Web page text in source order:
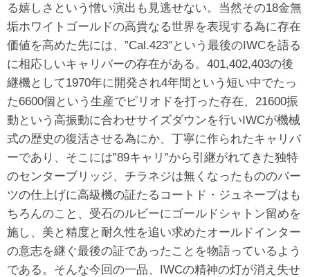
る嬉しさという憎い演出も見逃せない。当然その18金無
垢ホワイトゴールドの高貴なる世界を表現する為に存在
価値を高めた先には、”Cal.423″という最後のIWCを語る
に相応しいキャリバーの存在がある。401,402,403の後
継機として1970年に開発され4年間という短い中でたっ
た6600個という生産でピリオドを打った存在、21600振
動という高振動に合わせサイズダウンを行いIWCが機械
式の歴史の復活させる為にか、丁寧に作られたキャリバ
ーであり、そこには”89キャリ”から引継がれてきた独特
のセンターブリッジ、チラネジは無くなったもののパー
ツの仕上げに高級機の証たるコートド・ジュネーブはも
ちろんのこと、受石のルビーにゴールドシャトン留めを
施し、美と精度と耐久性を追い求めたオールドインター
の意志を継ぐ最後の証であったことを物語っているよう
である。そんな今回の一品、IWCの精神の灯が消え失せ